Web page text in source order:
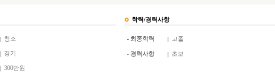
청소
경기
300만원
학력/경력사항
최종학력 고졸
경력사항 초보